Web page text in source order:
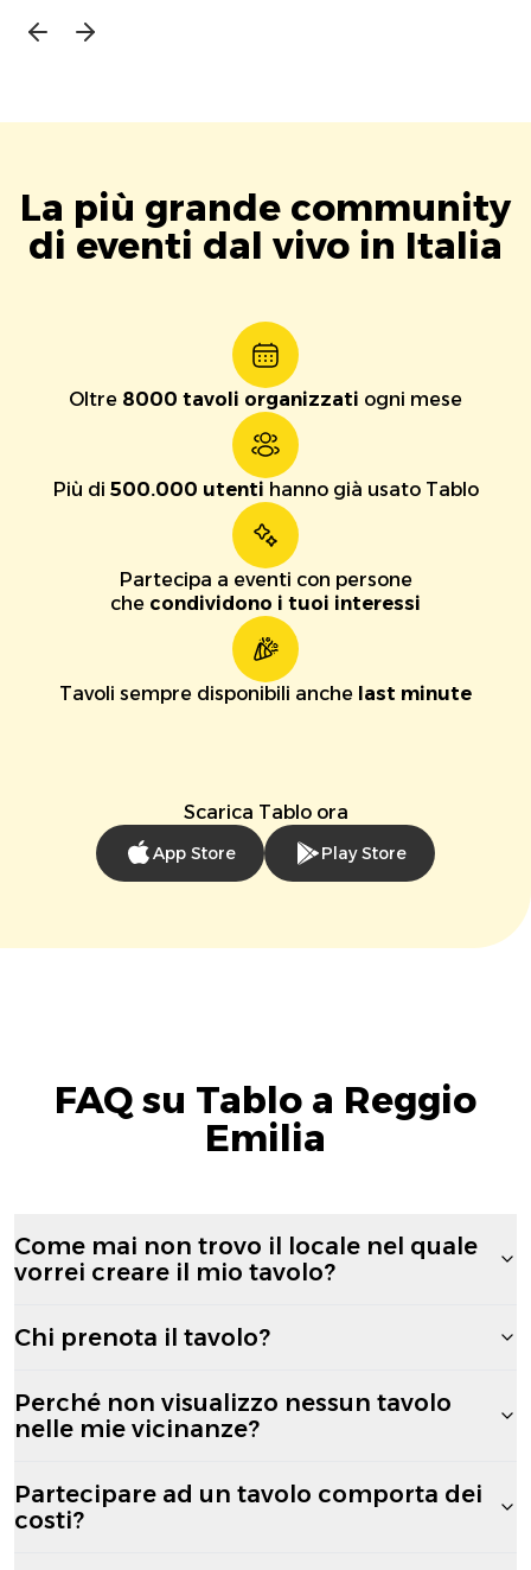
La più grande community
di eventi dal vivo in Italia
Oltre 8000 tavoli organizzati ogni mese
Più di 500.000 utenti hanno già usato Tablo
Partecipa a eventi con persone
che condividono i tuoi interessi
Tavoli sempre disponibili anche last minute
Scarica Tablo ora
App Store Play Store
FAQ su Tablo a Reggio
Emilia
Come mai non trovo il locale nel quale
vorrei creare il mio tavolo?
Chi prenota il tavolo?
Perché non visualizzo nessun tavolo
nelle mie vicinanze?
Partecipare ad un tavolo comporta dei
costi?